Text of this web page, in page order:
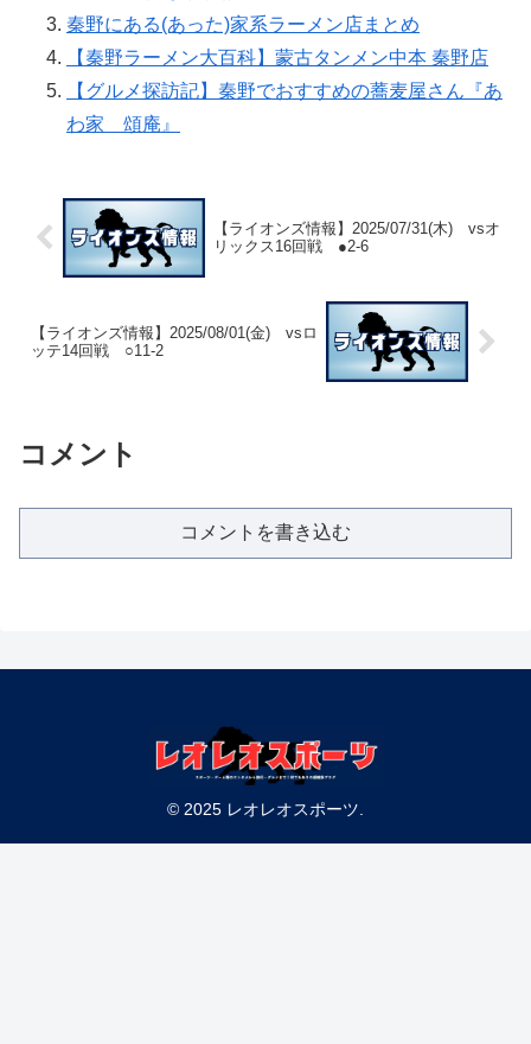
秦野にある(あった)家系ラーメン店まとめ
【秦野ラーメン大百科】蒙古タンメン中本 秦野店
【グルメ探訪記】秦野でおすすめの蕎麦屋さん『あ
わ家 頌庵』
【ライオンズ情報】2025/07/31(木) vsオ
リックス16回戦 ●2-6
【ライオンズ情報】2025/08/01(金) vsロ
ッテ14回戦 ○11-2
コメント
コメントを書き込む
© 2025 レオレオスポーツ.